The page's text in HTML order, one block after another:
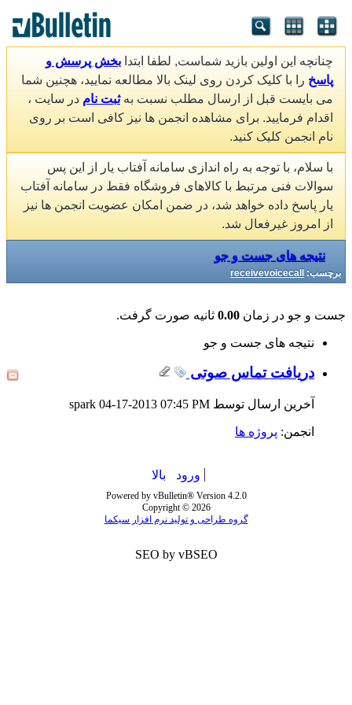
چنانچه این اولین بازید شماست, لطفا ابتدا بخش پرسش و
پاسخ را با کلیک کردن روی لینک بالا مطالعه نمایید، هچنین شما
می بایست قبل از ارسال مطلب نسبت بهثبت نام در سایت ،
اقدام فرمایید. برای مشاهده انجمن ها نیز کافی است بر روی
نام انجمن کلیک کنید.
با سلام، با توجه به راه اندازی سامانه آفتاب یار از این پس
سوالات فنی مرتبط با کالاهای فروشگاه فقط در سامانه آفتاب
یار پاسخ داده خواهد شد، در ضمن امکان عضویت انجمن ها نیز
از امروز غیرفعال شد.
نتیجه های جست و جو
برچسب: receivevoicecall
جست و جو در زمان 0.00 ثانیه صورت گرفت.
نتیجه های جست و جو
دریافت تماس صوتی
آخرین ارسال توسط spark 04-17-2013 07:45 PM
انجمن: پروژه ها
ورود بالا
Powered by vBulletin® Version 4.2.0
Copyright © 2026
گروه طراحی و تولید نرم افزار سیکما
SEO by vBSEO